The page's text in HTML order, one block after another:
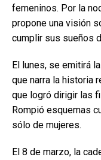
femeninos. Por la
propone una visión
cumplir sus sueños
El lunes, se emitirá
que narra la historia
que logró dirigir las
Rompió esquemas
sólo de mujeres.
El 8 de marzo, la